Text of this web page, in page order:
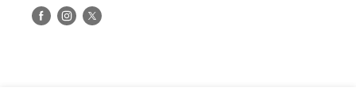
Siga-Siga-Siga-